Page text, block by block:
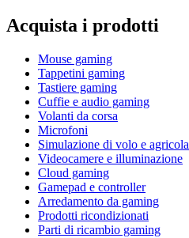
Acquista i prodotti
Mouse gaming
Tappetini gaming
Tastiere gaming
Cuffie e audio gaming
Volanti da corsa
Microfoni
Simulazione di volo e agricola
Videocamere e illuminazione
Cloud gaming
Gamepad e controller
Arredamento da gaming
Prodotti ricondizionati
Parti di ricambio gaming